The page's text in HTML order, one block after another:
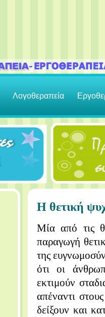
Λογοθεραπεία
Η θετική
Μία από τις
παραγωγή
της
ότι οι
εκτιμούν
απέναντι
δείξουν και